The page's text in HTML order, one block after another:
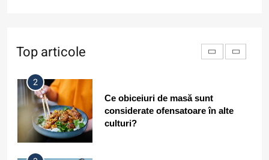
Top articole
2
Ce obiceiuri de masă sunt
considerate ofensatoare în alte
culturi?